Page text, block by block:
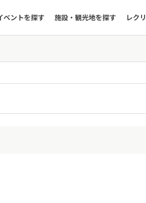
ベントを探す 施設・観光地を探す レク